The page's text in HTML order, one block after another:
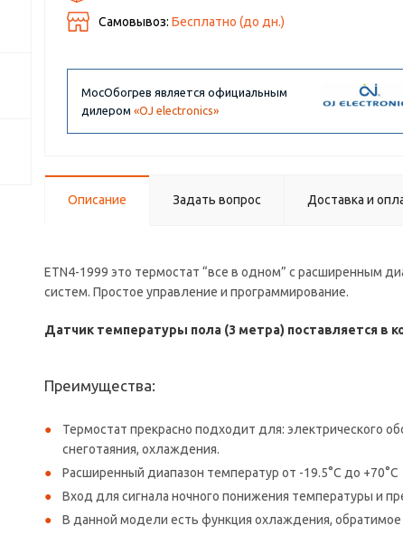
Самовывоз:Бесплатно (до дн.)
МосОбогрев является официальным
дилером«OJ electronics»
Описание Задать вопрос Доставка и
ETN4-1999 это термостат “все в одном” с расширенным
систем. Простое управление и программирование.
Датчик температуры пола (3 метра) поставляется в
Преимущества:
Термостат прекрасно подходит для: электрического
снеготаяния, охлаждения.
Расширенный диапазон температур от -19.5°C до +70°C
Вход для сигнала ночного понижения температуры и
В данной модели есть функция охлаждения,